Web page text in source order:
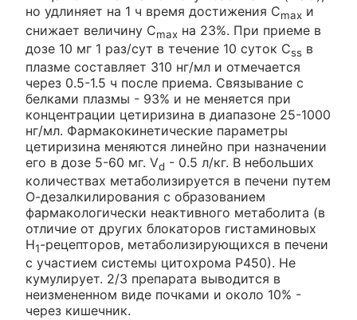
но удлиняет на 1 ч время достижения Cmax и
снижает величину Cmax на 23%. При приеме в
дозе 10 мг 1 раз/сут в течение 10 суток Css в
плазме составляет 310 нг/мл и отмечается
через 0.5-1.5 ч после приема. Связывание с
белками плазмы - 93% и не меняется при
концентрации цетиризина в диапазоне 25-1000
нг/мл. Фармакокинетические параметры
цетиризина меняются линейно при назначении
его в дозе 5-60 мг. Vd - 0.5 л/кг. В небольших
количествах метаболизируется в печени путем
О-дезалкилирования с образованием
фармакологически неактивного метаболита (в
отличие от других блокаторов гистаминовых
H1-рецепторов, метаболизирующихся в печени
с участием системы цитохрома Р450). Не
кумулирует. 2/3 препарата выводится в
неизмененном виде почками и около 10% -
через кишечник.